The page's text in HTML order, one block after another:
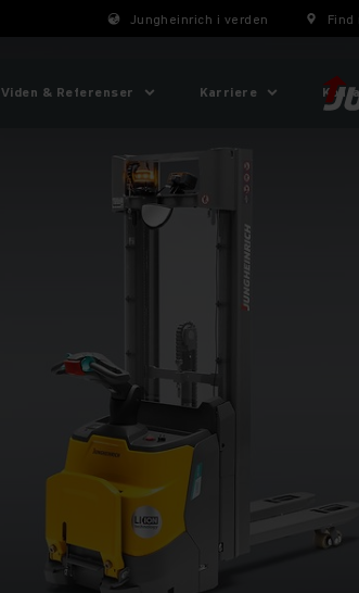
Jungheinrich i verden
Viden & Referenser Karriere